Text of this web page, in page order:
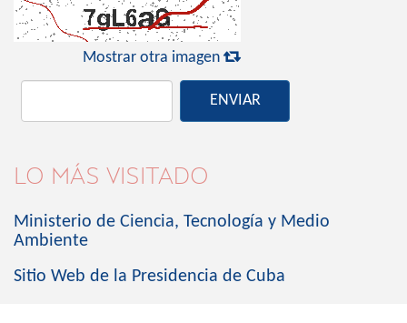
Mostrar otra imagen 
ENVIAR
LO MÁS VISITADO
Ministerio de Ciencia, Tecnología y Medio
Ambiente
Sitio Web de la Presidencia de Cuba